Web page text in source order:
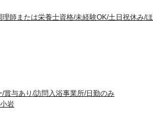
師または栄養士資格/未経験OK/土日祝休み/ほ
賞与あり/訪問入浴事業所/日勤のみ
岩